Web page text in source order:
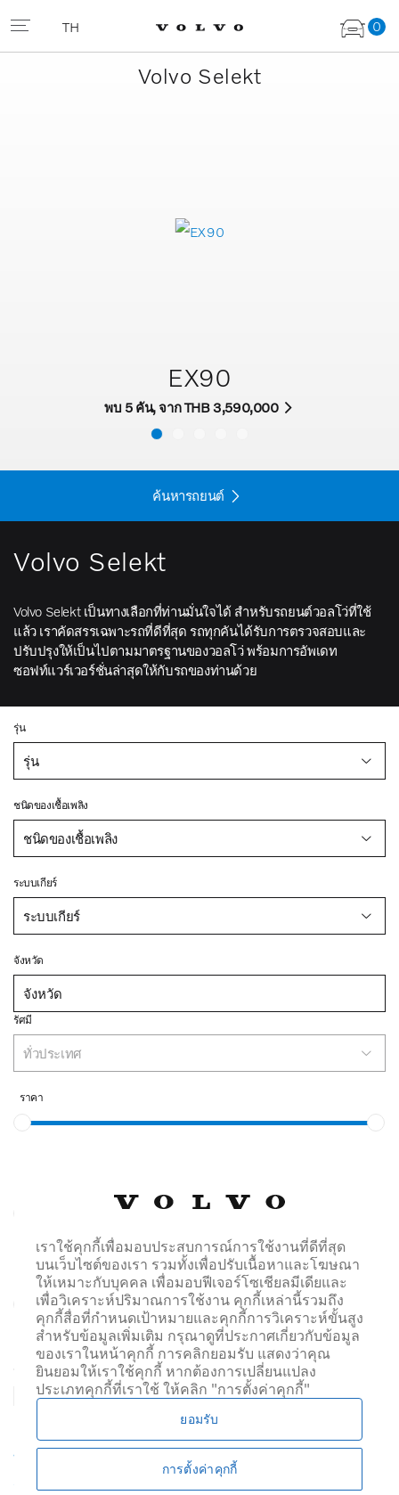
0
TH
Volvo Selekt
EX90
พบ 5 คัน, จาก THB 3,590,000
ค้นหารถยนต์
Volvo Selekt
Volvo Selekt เป็นทางเลือกที่ท่านมั่นใจได้ สำหรับรถยนต์วอลโว่ที่ใช้
แล้ว เราคัดสรรเฉพาะรถที่ดีที่สุด รถทุกคันได้รับการตรวจสอบและ
ปรับปรุงให้เป็นไปตามมาตรฐานของวอลโว่ พร้อมการอัพเดท
ซอฟท์แวร์เวอร์ชั่นล่าสุดให้กับรถของท่านด้วย
รุ่น
รุ่น
ชนิดของเชื้อเพลิง
ชนิดของเชื้อเพลิง
ระบบเกียร์
ระบบเกียร์
จังหวัด
รัศมี
ทั่วประเทศ
รถยนต์มือสองพร้อมใบรับประกัน
ราคา
ดูทั้งหมด ดูทั้งหมด
ปีของรถ
ดูทั้งหมด ดูทั้งหมด
บันทึกการค้นหา
ระบบแจ้งเตือน
เราใช้คุกกี้เพื่อมอบประสบการณ์การใช้งานที่ดีที่สุด
บนเว็บไซต์ของเรา รวมทั้งเพื่อปรับเนื้อหาและโฆษณา
ให้เหมาะกับบุคคล เพื่อมอบฟีเจอร์โซเชียลมีเดียและ
เพื่อวิเคราะห์ปริมาณการใช้งาน คุกกี้เหล่านี้รวมถึง
คุกกี้สื่อที่กำหนดเป้าหมายและคุกกี้การวิเคราะห์ขั้นสูง
สำหรับข้อมูลเพิ่มเติม กรุณาดูที่ประกาศเกี่ยวกับข้อมูล
ของเราในหน้าคุกกี้ การคลิกยอมรับ แสดงว่าคุณ
ยินยอมให้เราใช้คุกกี้ หากต้องการเปลี่ยนแปลง
ประเภทคุกกี้ที่เราใช้ ให้คลิก "การตั้งค่าคุกกี้"
ยอมรับ
การตั้งค่าคุกกี้